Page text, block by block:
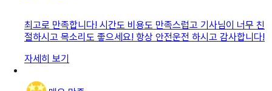
최고로 만족합니다! 시간도 비용도 만족스럽고 기사님이 너무 친
절하시고 목소리도 좋으세요! 항상 안전운전 하시고 감사합니다!
자세히 보기